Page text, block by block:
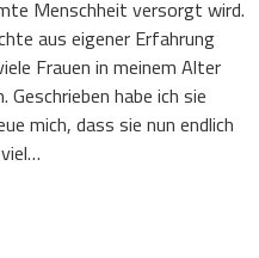
Menschheit versorgt wird.
aus eigener Erfahrung
Frauen in meinem Alter
habe ich sie
mich, dass sie nun endlich